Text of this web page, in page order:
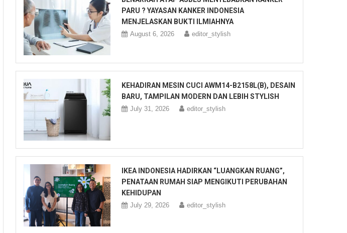
PARU ? YAYASAN KANKER INDONESIA
MENJELASKAN BUKTI ILMIAHNYA
August 6, 2026 editor_stylish
KEHADIRAN MESIN CUCI AWM14-B2158L(B), DESAIN
BARU, TAMPILAN MODERN DAN LEBIH STYLISH
July 31, 2026 editor_stylish
IKEA INDONESIA HADIRKAN “LUANGKAN RUANG”,
PENATAAN RUMAH SIAP MENGIKUTI PERUBAHAN
KEHIDUPAN
July 29, 2026 editor_stylish